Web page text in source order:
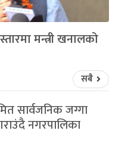
मन्त्री खनालको
सबै
सार्वजनिक जग्गा
नगरपालिका